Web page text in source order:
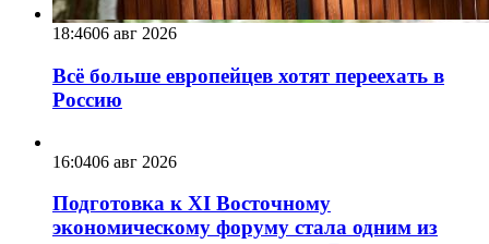
18:4606 авг 2026
Всё больше европейцев хотят переехать в
Россию
16:0406 авг 2026
Подготовка к XI Восточному
экономическому форуму стала одним из